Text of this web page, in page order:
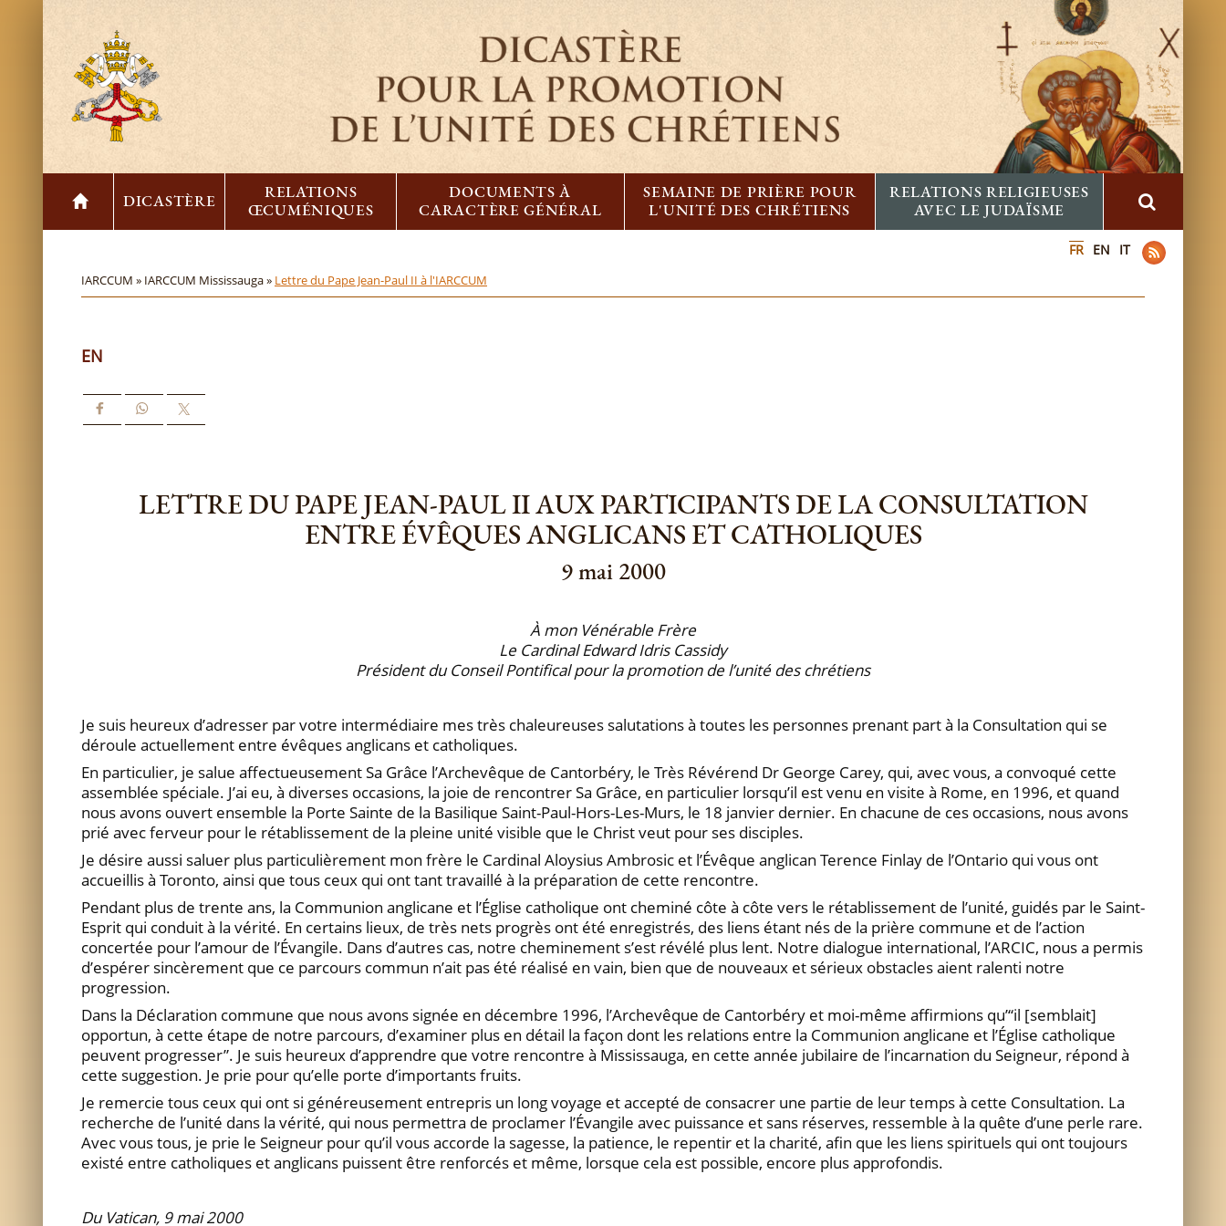
DICASTÈRE
RELATIONS
ŒCUMÉNIQUES
DOCUMENTS À
CARACTÈRE GÉNÉRAL
SEMAINE DE PRIÈRE POUR
L'UNITÉ DES CHRÉTIENS
RELATIONS RELIGIEUSES
AVEC LE JUDAÏSME
FR EN IT
IARCCUM » IARCCUM Mississauga » Lettre du Pape Jean-Paul II à l'IARCCUM
EN
LETTRE DU PAPE JEAN-PAUL II AUX PARTICIPANTS DE LA CONSULTATION
ENTRE ÉVÊQUES ANGLICANS ET CATHOLIQUES
9 mai 2000
À mon Vénérable Frère
Le Cardinal Edward Idris Cassidy
Président du Conseil Pontifical pour la promotion de l’unité des chrétiens
Je suis heureux d’adresser par votre intermédiaire mes très chaleureuses salutations à toutes les personnes prenant part à la Consultation qui se
déroule actuellement entre évêques anglicans et catholiques.
En particulier, je salue affectueusement Sa Grâce l’Archevêque de Cantorbéry, le Très Révérend Dr George Carey, qui, avec vous, a convoqué cette
assemblée spéciale. J’ai eu, à diverses occasions, la joie de rencontrer Sa Grâce, en particulier lorsqu’il est venu en visite à Rome, en 1996, et quand
nous avons ouvert ensemble la Porte Sainte de la Basilique Saint-Paul-Hors-Les-Murs, le 18 janvier dernier. En chacune de ces occasions, nous avons
prié avec ferveur pour le rétablissement de la pleine unité visible que le Christ veut pour ses disciples.
Je désire aussi saluer plus particulièrement mon frère le Cardinal Aloysius Ambrosic et l’Évêque anglican Terence Finlay de l’Ontario qui vous ont
accueillis à Toronto, ainsi que tous ceux qui ont tant travaillé à la préparation de cette rencontre.
Pendant plus de trente ans, la Communion anglicane et l’Église catholique ont cheminé côte à côte vers le rétablissement de l’unité, guidés par le Saint-
Esprit qui conduit à la vérité. En certains lieux, de très nets progrès ont été enregistrés, des liens étant nés de la prière commune et de l’action
concertée pour l’amour de l’Évangile. Dans d’autres cas, notre cheminement s’est révélé plus lent. Notre dialogue international, l’ARCIC, nous a permis
d’espérer sincèrement que ce parcours commun n’ait pas été réalisé en vain, bien que de nouveaux et sérieux obstacles aient ralenti notre
progression.
Dans la Déclaration commune que nous avons signée en décembre 1996, l’Archevêque de Cantorbéry et moi-même affirmions qu’“il [semblait]
opportun, à cette étape de notre parcours, d’examiner plus en détail la façon dont les relations entre la Communion anglicane et l’Église catholique
peuvent progresser”. Je suis heureux d’apprendre que votre rencontre à Mississauga, en cette année jubilaire de l’incarnation du Seigneur, répond à
cette suggestion. Je prie pour qu’elle porte d’importants fruits.
Je remercie tous ceux qui ont si généreusement entrepris un long voyage et accepté de consacrer une partie de leur temps à cette Consultation. La
recherche de l’unité dans la vérité, qui nous permettra de proclamer l’Évangile avec puissance et sans réserves, ressemble à la quête d’une perle rare.
Avec vous tous, je prie le Seigneur pour qu’il vous accorde la sagesse, la patience, le repentir et la charité, afin que les liens spirituels qui ont toujours
existé entre catholiques et anglicans puissent être renforcés et même, lorsque cela est possible, encore plus approfondis.
Du Vatican, 9 mai 2000